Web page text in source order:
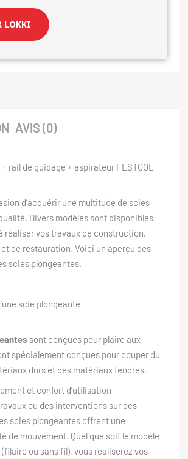
LOKKI
AVIS (0)
rail de guidage + aspirateur FESTOOL
d’acquérir une multitude de scies
Divers modèles sont disponibles
réaliser vos travaux de construction,
et de restauration. Voici un aperçu des
scies plongeantes.
scie plongeante
sont conçues pour plaire aux
spécialement conçues pour couper du
durs et des matériaux tendres.
et confort d’utilisation
ou des interventions sur des
scies plongeantes offrent une
de mouvement. Quel que soit le modèle
(filaire ou sans fil), vous réaliserez vos